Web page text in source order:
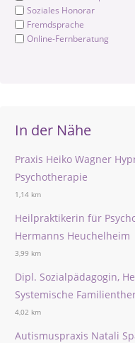
Soziales Honorar
Fremdsprache
Online-Fernberatung
In der Nähe
Praxis Heiko Wagner
Psychotherapie
1,14 km
Heilpraktikerin für
Hermanns Heuchelheim
3,99 km
Dipl. Sozialpädagogin,
Systemische
4,02 km
Autismuspraxis Natali